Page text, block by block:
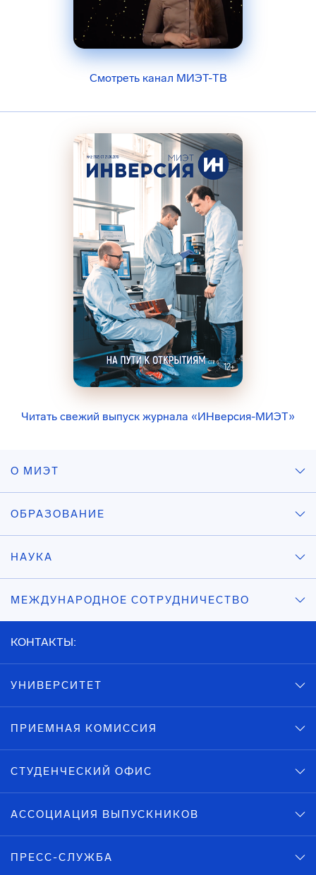
Смотреть канал МИЭТ-ТВ
Читать свежий выпуск журнала «ИНверсия-МИЭТ»
О МИЭТ
ОБРАЗОВАНИЕ
НАУКА
МЕЖДУНАРОДНОЕ СОТРУДНИЧЕСТВО
КОНТАКТЫ:
УНИВЕРСИТЕТ
ПРИЕМНАЯ КОМИССИЯ
СТУДЕНЧЕСКИЙ ОФИС
АССОЦИАЦИЯ ВЫПУСКНИКОВ
ПРЕСС-СЛУЖБА